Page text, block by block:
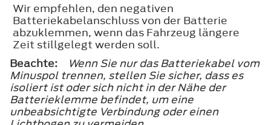
Wir empfehlen, den negativen
Batteriekabelanschluss von der Batterie
abzuklemmen, wenn das Fahrzeug längere
Zeit stillgelegt werden soll.
Beachte:
Wenn Sie nur das Batteriekabel vom
Minuspol trennen, stellen Sie sicher, dass es
isoliert ist oder sich nicht in der Nähe der
Batterieklemme befindet, um eine
unbeabsichtigte Verbindung oder einen